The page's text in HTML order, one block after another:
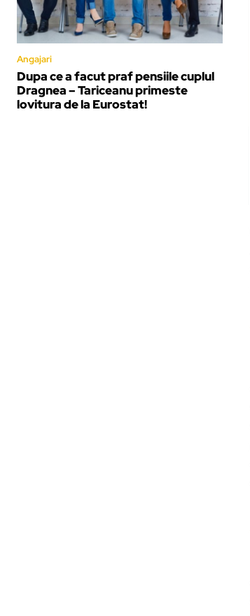
Angajari
Dupa ce a facut praf pensiile cuplul
Dragnea – Tariceanu primeste
lovitura de la Eurostat!